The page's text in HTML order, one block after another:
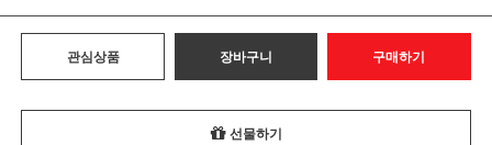
관심상품 장바구니 구매하기
선물하기